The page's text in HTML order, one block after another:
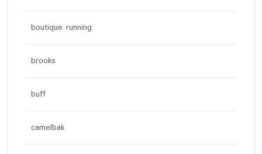
boutique running
brooks
buff
camelbak